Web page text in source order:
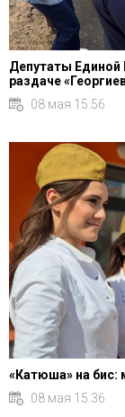
Депутаты Единой
раздаче
08 мая 15:56
«Катюша» на бис:
08 мая 15:36